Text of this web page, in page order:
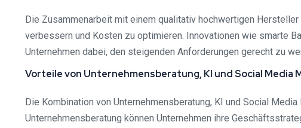
Die Zusammenarbeit mit einem qualitativ hochwertigen
verbessern und Kosten zu optimieren. Innovationen wie smarte
Unternehmen dabei, den steigenden Anforderungen gerecht zu
Vorteile von Unternehmensberatung, KI und Social
Die Kombination von Unternehmensberatung, KI und Social
Unternehmensberatung können Unternehmen ihre